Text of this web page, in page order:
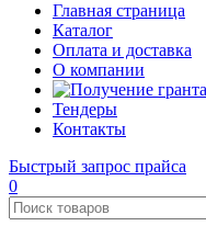
Главная страница
Каталог
Оплата и доставка
О компании
Тендеры
Контакты
Быстрый запрос прайса
0